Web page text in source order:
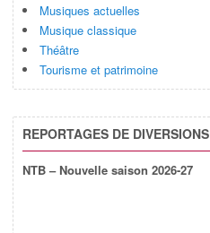
Musiques actuelles
Musique classique
Théâtre
Tourisme et patrimoine
REPORTAGES DE DIVERSIONS
NTB – Nouvelle saison 2026-27